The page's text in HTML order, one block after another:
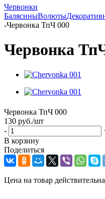
Червонки
БалясиныВолюты
-Червонка ТпЧ 000
Червонка
Червонка ТпЧ 000
130 руб./шт
-
В корзину
Поделиться
Цена на товар